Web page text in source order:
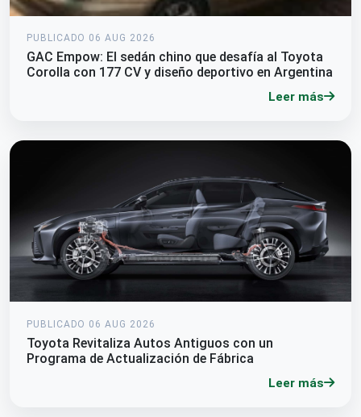
PUBLICADO 06 AUG 2026
GAC Empow: El sedán chino que desafía al Toyota
Corolla con 177 CV y diseño deportivo en Argentina
Leer más
PUBLICADO 06 AUG 2026
Toyota Revitaliza Autos Antiguos con un
Programa de Actualización de Fábrica
Leer más